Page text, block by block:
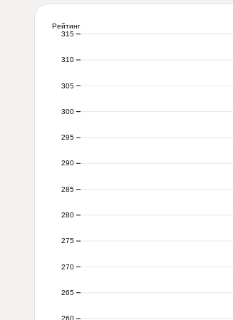
260
265
270
275
280
285
290
295
300
305
310
315
Рейтинг